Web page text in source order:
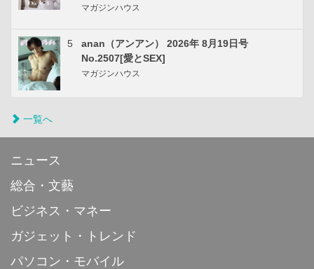
マガジンハウス
5
anan（アンアン） 2026年 8月19日号
No.2507[愛とSEX]
マガジンハウス
一覧へ
ニュース
総合・文藝
ビジネス・マネー
ガジェット・トレンド
パソコン・モバイル